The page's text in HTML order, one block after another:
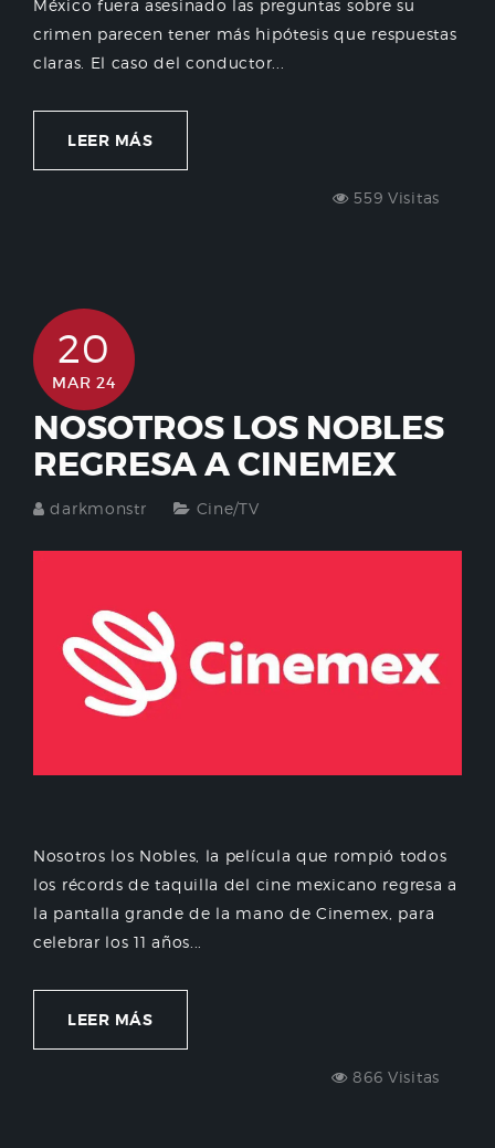
México fuera asesinado las preguntas sobre su
crimen parecen tener más hipótesis que respuestas
claras. El caso del conductor...
LEER MÁS
559 Visitas
20
MAR 24
NOSOTROS LOS NOBLES
REGRESA A CINEMEX
darkmonstr Cine/TV
Nosotros los Nobles, la película que rompió todos
los récords de taquilla del cine mexicano regresa a
la pantalla grande de la mano de Cinemex, para
celebrar los 11 años...
LEER MÁS
866 Visitas